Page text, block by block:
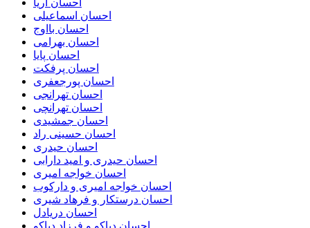
احسان آریا
احسان اسماعیلی
احسان بااوج
احسان بهرامی
احسان پایا
احسان پرفکت
احسان پورجعفری
احسان تهرانجی
احسان تهرانچی
احسان جمشیدی
احسان حسینی راد
احسان حیدری
احسان حیدری و امید دارابی
احسان خواجه امیری
احسان خواجه امیری و دارکوب
احسان درستكار و فرهاد شيرى
احسان دریادل